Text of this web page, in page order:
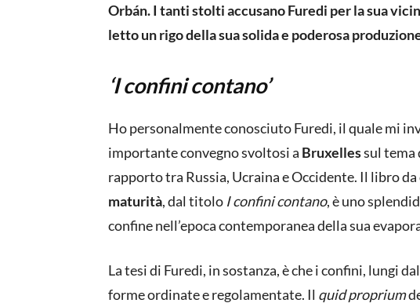
Orbán. I tanti stolti accusano Furedi per la sua
letto un rigo della sua solida e poderosa
‘I confini contano’
Ho personalmente conosciuto Furedi, il quale mi
importante convegno svoltosi a Bruxellessul tema
rapporto tra Russia, Ucraina e Occidente. Il libro
maturità, dal titolo I confini contano, è uno
confine nell’epoca contemporanea della sua
La tesi di Furedi, in sostanza, è che i confini, lungi
forme ordinate e regolamentate. Il quid proprium